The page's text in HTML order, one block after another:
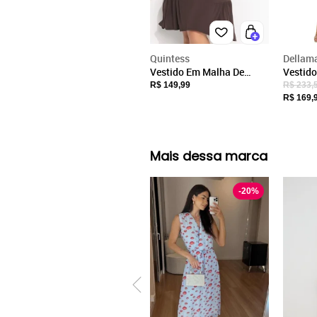
Quintess
Vestido Em Malha De
Viscose Marrom Quintess
R$ 149,99
Alcinha
R$
R$
Mais dessa marca
-20%